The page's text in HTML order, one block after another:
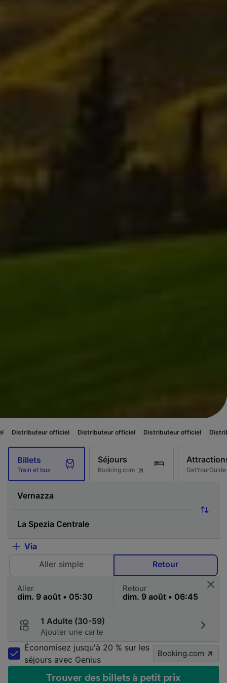
officiel Distributeur officiel Distributeur officiel Distributeur
Billets
Train et bus
Séjours
Booking.com GetYourGuide
Via
Aller simple
Retour
Aller Retour
1 Adulte (30-59)
Ajouter une carte
Économisez jusqu'à 20 % sur les
séjours avec Genius
Booking.com
Trouver des billets à petit prix